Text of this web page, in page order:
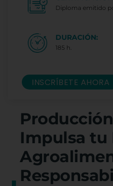
Impulsa tu
Diploma emitido
DURACIÓN:
185 h.
INSCRÍBETE AHORA